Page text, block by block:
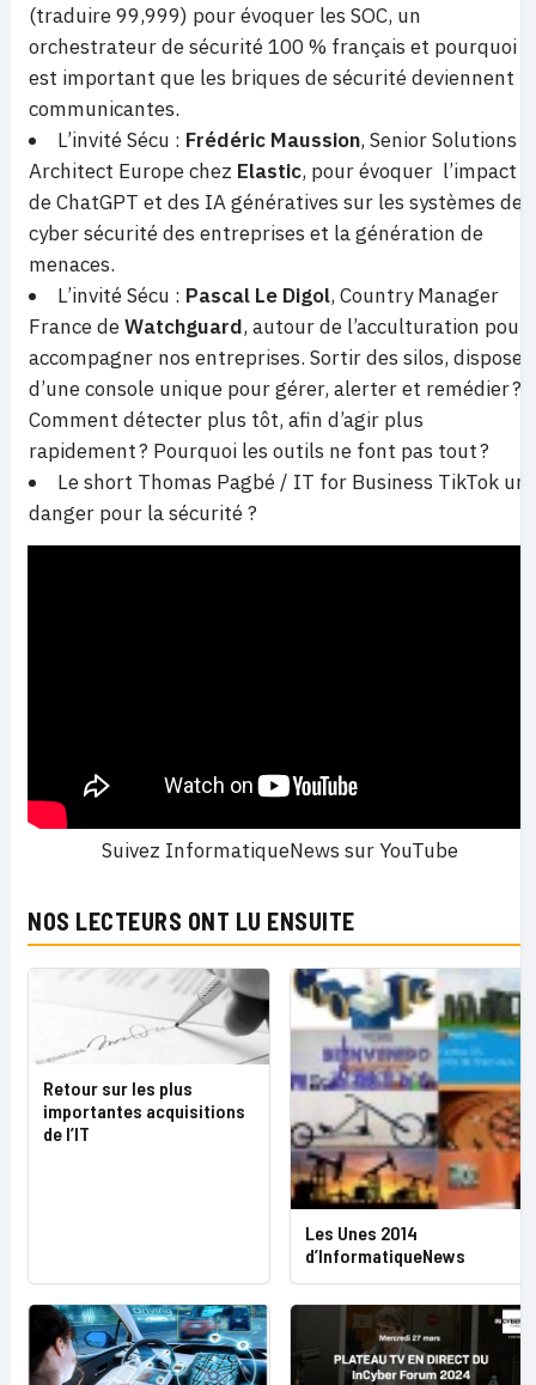
(traduire 99,999) pour évoquer les SOC, un
orchestrateur de sécurité 100 % français et pourquoi il
est important que les briques de sécurité deviennent
communicantes.
L’invité Sécu : Frédéric Maussion, Senior Solutions
Architect Europe chez Elastic, pour évoquer l’impact
de ChatGPT et des IA génératives sur les systèmes de
cyber sécurité des entreprises et la génération de
menaces.
L’invité Sécu : Pascal Le Digol, Country Manager
France deWatchguard, autour de l’acculturation pour
accompagner nos entreprises. Sortir des silos, disposer
d’une console unique pour gérer, alerter et remédier ?
Comment détecter plus tôt, afin d’agir plus
rapidement ? Pourquoi les outils ne font pas tout ?
Le short Thomas Pagbé / IT for Business TikTok un
danger pour la sécurité ?
Suivez InformatiqueNews sur YouTube
NOS LECTEURS ONT LU ENSUITE
Retour sur les plus
importantes acquisitions
de l’IT
Les Unes 2014
d’InformatiqueNews